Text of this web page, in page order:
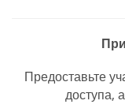
Предоставьте
доступа,